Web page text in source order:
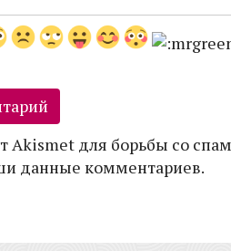
Akismet для борьбы со
данные комментариев.